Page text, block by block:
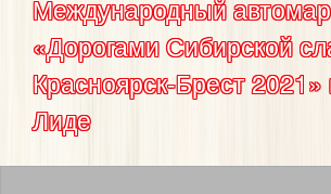
Международный
«Дорогами Сибирской
Красноярск-Брест
Лиде